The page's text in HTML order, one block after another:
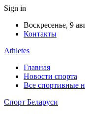
Sign in
Воскресенье, 9
Контакты
Athletes
Главная
Новости спорта
Все спортивные
Спорт Беларуси